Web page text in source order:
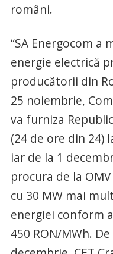
români.
“SA Energocom a
energie electrică
producătorii din
25 noiembrie,
va furniza
(24 de ore din 24)
iar de la 1
procura de la
cu 30 MW mai
energiei conform
450 RON/MWh.